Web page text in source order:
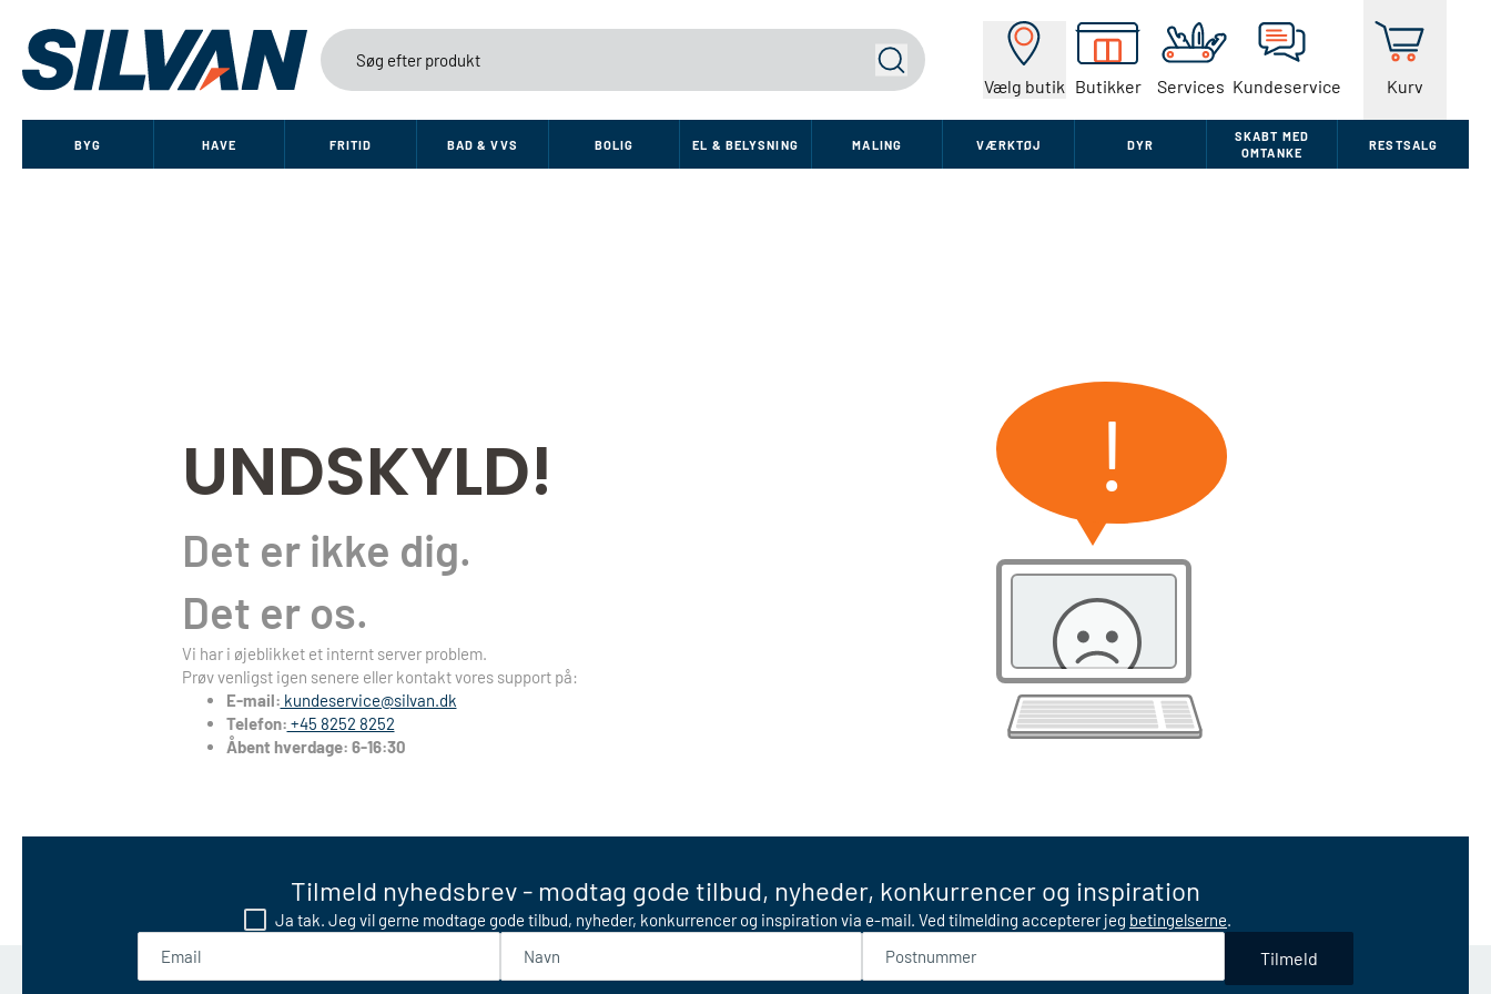
Vælg butik Butikker Services Kundeservice Kurv
Søg
BYG HAVE FRITID BAD & VVS BOLIG EL & BELYSNING MALING VÆRKTØJ DYR
SKABT MED
OMTANKE
RESTSALG
UNDSKYLD!
Det er ikke dig.
Det er os.
Vi har i øjeblikket et internt server problem.
Prøv venligst igen senere eller kontakt vores support på:
E-mail: kundeservice@silvan.dk
Telefon: +45 8252 8252
Åbent hverdage: 6-16:30
!
Tilmeld nyhedsbrev - modtag gode tilbud, nyheder, konkurrencer og inspiration
Ja tak. Jeg vil gerne modtage gode tilbud, nyheder, konkurrencer og inspiration via e-mail. Ved tilmelding accepterer jeg betingelserne.
Tilmeld